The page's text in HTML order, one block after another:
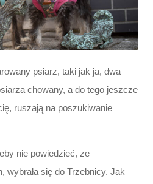
psiarz, taki jak ja, dwa
chowany, a do tego jeszcze
ruszają na poszukiwanie
nie powiedzieć, ze
wybrała się do Trzebnicy. Jak